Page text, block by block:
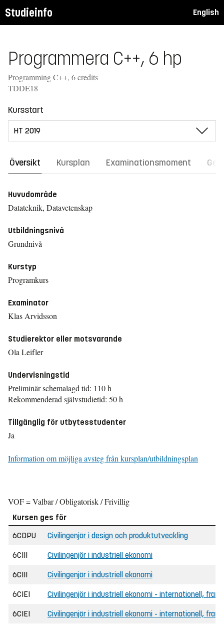
Studieinfo English
Programmera C++, 6 hp
Programming C++, 6 credits
TDDE18
Kursstart
Översikt Kursplan Examinationsmoment
Huvudområde
Datateknik, Datavetenskap
Utbildningsnivå
Grundnivå
Kurstyp
Programkurs
Examinator
Klas Arvidsson
Studierektor eller motsvarande
Ola Leifler
Undervisningstid
Preliminär schemalagd tid: 110 h
Rekommenderad självstudietid: 50 h
Tillgänglig för utbytesstudenter
Ja
Information om möjliga avsteg från kursplan/utbildningsplan
VOF = Valbar / Obligatorisk / Frivillig
Kursen ges för
6CDPU
Civilingenjör i design och produktutveckling
6CIII Civilingenjör i industriell ekonomi
6CIII Civilingenjör i industriell ekonomi
6CIEI Civilingenjör i industriell ekonomi - internationell,
6CIEI Civilingenjör i industriell ekonomi - internationell,